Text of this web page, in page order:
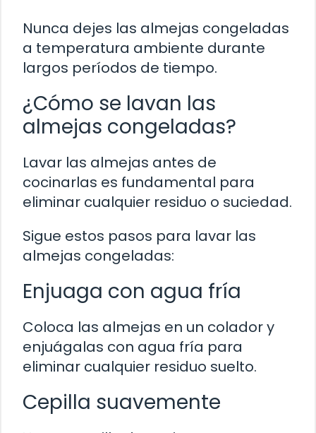
Nunca dejes las almejas congeladas
a temperatura ambiente durante
largos períodos de tiempo.
¿Cómo se lavan las
almejas congeladas?
Lavar las almejas antes de
cocinarlas es fundamental para
eliminar cualquier residuo o suciedad.
Sigue estos pasos para lavar las
almejas congeladas:
Enjuaga con agua fría
Coloca las almejas en un colador y
enjuágalas con agua fría para
eliminar cualquier residuo suelto.
Cepilla suavemente